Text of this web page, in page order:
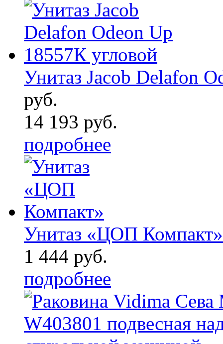
Унитаз Jacob Delafon
руб.
14 193 руб.
подробнее
Унитаз «ЦОП Компакт»
1 444 руб.
подробнее